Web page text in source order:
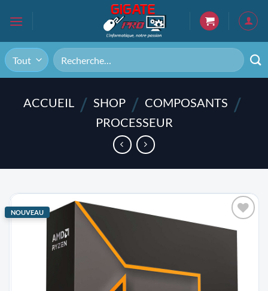
Recherche
pour :
ACCUEIL / SHOP / COMPOSANTS /
PROCESSEUR
NOUVEAU
AJOUTER